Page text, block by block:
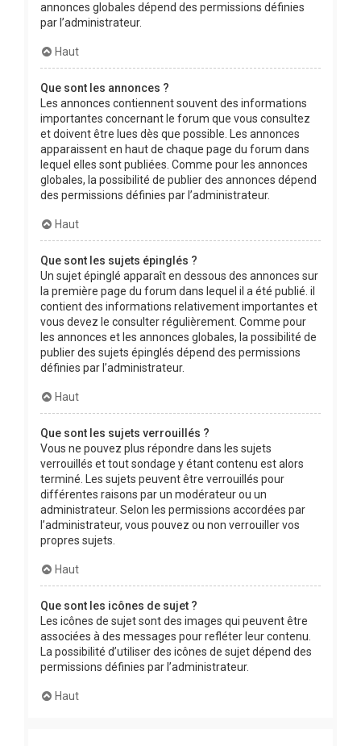
annonces globales dépend des permissions définies
par l’administrateur.
Haut
Que sont les annonces ?
Les annonces contiennent souvent des informations
importantes concernant le forum que vous consultez
et doivent être lues dès que possible. Les annonces
apparaissent en haut de chaque page du forum dans
lequel elles sont publiées. Comme pour les annonces
globales, la possibilité de publier des annonces dépend
des permissions définies par l’administrateur.
Haut
Que sont les sujets épinglés ?
Un sujet épinglé apparaît en dessous des annonces sur
la première page du forum dans lequel il a été publié. il
contient des informations relativement importantes et
vous devez le consulter régulièrement. Comme pour
les annonces et les annonces globales, la possibilité de
publier des sujets épinglés dépend des permissions
définies par l’administrateur.
Haut
Que sont les sujets verrouillés ?
Vous ne pouvez plus répondre dans les sujets
verrouillés et tout sondage y étant contenu est alors
terminé. Les sujets peuvent être verrouillés pour
différentes raisons par un modérateur ou un
administrateur. Selon les permissions accordées par
l’administrateur, vous pouvez ou non verrouiller vos
propres sujets.
Haut
Que sont les icônes de sujet ?
Les icônes de sujet sont des images qui peuvent être
associées à des messages pour refléter leur contenu.
La possibilité d’utiliser des icônes de sujet dépend des
permissions définies par l’administrateur.
Haut